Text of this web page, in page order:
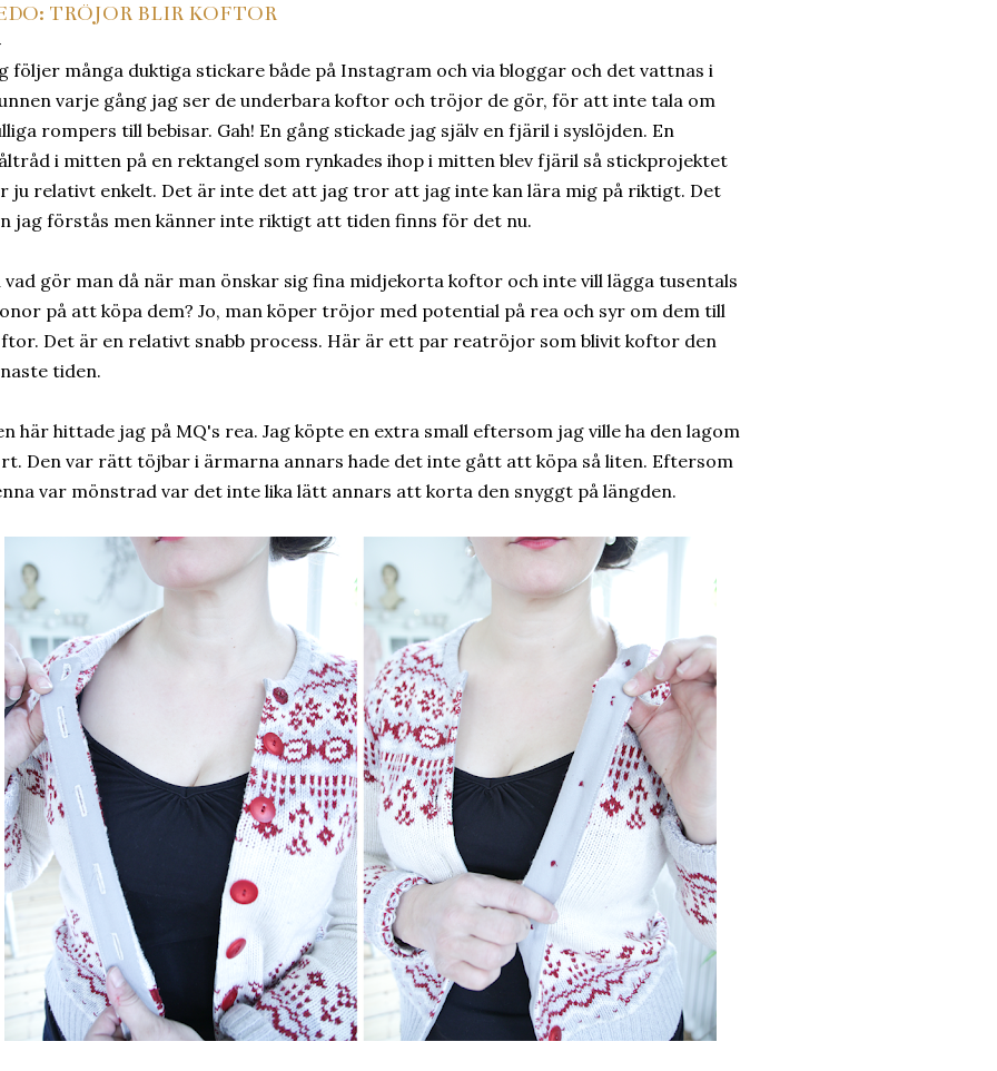
TRÖJOR BLIR KOFTOR
följer många duktiga stickare både på Instagram och via bloggar och det vattnas i
varje gång jag ser de underbara koftor och tröjor de gör, för att inte tala om
rompers till bebisar. Gah! En gång stickade jag själv en fjäril i syslöjden. En
i mitten på en rektangel som rynkades ihop i mitten blev fjäril så stickprojektet
ju relativt enkelt. Det är inte det att jag tror att jag inte kan lära mig på riktigt. Det
jag förstås men känner inte riktigt att tiden finns för det nu.
vad gör man då när man önskar sig fina midjekorta koftor och inte vill lägga tusentals
på att köpa dem? Jo, man köper tröjor med potential på rea och syr om dem till
Det är en relativt snabb process. Här är ett par reatröjor som blivit koftor den
tiden.
här hittade jag på MQ's rea. Jag köpte en extra small eftersom jag ville ha den lagom
Den var rätt töjbar i ärmarna annars hade det inte gått att köpa så liten. Eftersom
var mönstrad var det inte lika lätt annars att korta den snyggt på längden.